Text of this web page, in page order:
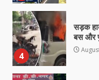
4
सड़क
बस और